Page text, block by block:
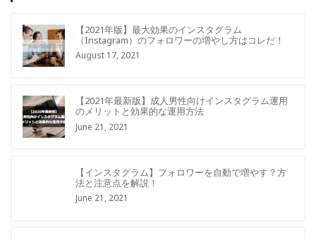
【2021年版】最大効果のインスタグラム
（Instagram）のフォロワーの増やし方はコレだ！
August 17, 2021
【2021年最新版】成人男性向けインスタグラム運用
のメリットと効果的な運用方法
June 21, 2021
【インスタグラム】フォロワーを自動で増やす？方
法と注意点を解説！
June 21, 2021